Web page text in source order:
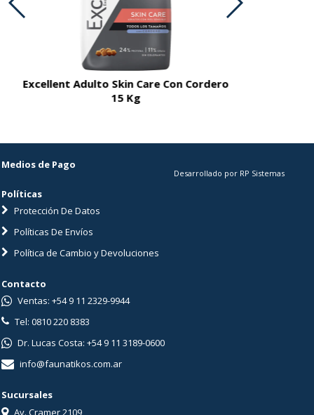
Excellent Adulto Skin Care Con Cordero
15 Kg
Medios de Pago
Políticas
Protección De Datos
Políticas De Envíos
Política de Cambio y Devoluciones
Desarrollado por RP Sistemas
Contacto
Ventas: +54 9 11 2329-9944
Tel: 0810 220 8383
Dr. Lucas Costa: +54 9 11 3189-0600
info@faunatikos.com.ar
Sucursales
Av. Cramer 2109